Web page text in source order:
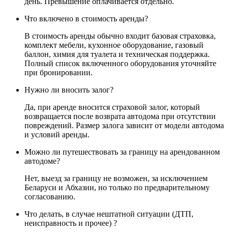
Что включено в стоимость аренды?
В стоимость аренды обычно входит базовая страховка,
комплект мебели, кухонное оборудование, газовый
баллон, химия для туалета и техническая поддержка.
Полный список включенного оборудования уточняйте
при бронировании.
Нужно ли вносить залог?
Да, при аренде вносится страховой залог, который
возвращается после возврата автодома при отсутствии
повреждений. Размер залога зависит от модели автодома
и условий аренды.
Можно ли путешествовать за границу на арендованном
автодоме?
Нет, выезд за границу не возможен, за исключением
Беларуси и Абхазии, но только по предварительному
согласованию.
Что делать, в случае нештатной ситуации (ДТП,
неисправность и прочее) ?